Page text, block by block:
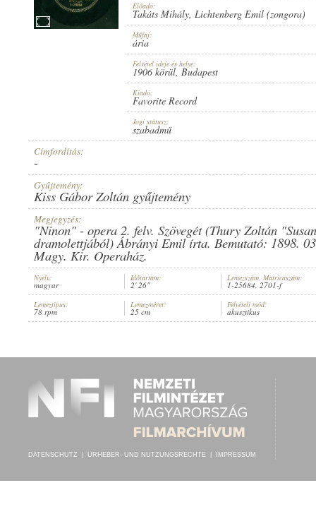
1906 KÖRÜL
HERSTELLER: FAVORITE RECORD
PLATTENAUFNAHME: 1-25684
Előadó:
Takáts Mihály, Lichtenberg Emil (zongora)
Műfaj:
ária
Felvétel ideje és helye:
1906 körül, Budapest
Kiadó:
Favorite Record
Jogi státusz:
szabadmű
Címfordítás:
-
Gyűjtemény:
Kiss Gábor Zoltán gyűjtemény
Megjegyzés:
"Ninon" - opera 2. felv. Szövegét (Thury Zoltán
dramolettjából) Ábrányi Emil írta. Bemutató: 1898.
Magy. Kir. Operaház.
Nyelv:
magyar
Időtartam:
2' 26"
Lemezszám, Matricaszám:
1-25684, 2701-f
Lemeztípus:
78 rpm
Lemezméret:
25 cm
Felvételi mód:
akusztikus
DATENSCHUTZ URHEBER- UND NUTZUNGSRECHTE IMPRESSUM